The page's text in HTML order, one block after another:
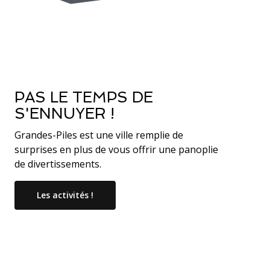
PAS LE TEMPS DE
S'ENNUYER !
Grandes-Piles est une ville remplie de
surprises en plus de vous offrir une panoplie
de divertissements.
Les activités !